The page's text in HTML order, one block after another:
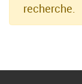
recherche.